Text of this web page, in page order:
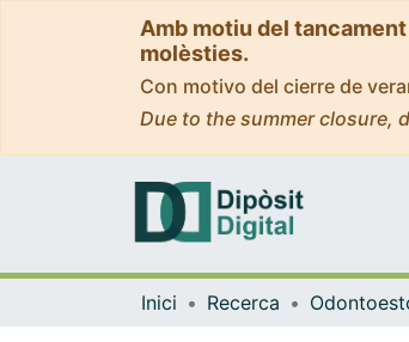
Amb motiu del
molèsties.
Con motivo del cierre de
Due to the summer closure,
Inici Recerca